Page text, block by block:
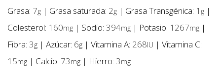
Grasa: 7g | Grasa saturada: 2g | Grasa Transgénica: 1 g |
Colesterol: 160mg | Sodio: 394mg | Potasio: 1267mg |
Fibra: 3g | Azúcar: 6g | Vitamina A: 268IU | Vitamina C:
15mg | Calcio: 73mg | Hierro: 3mg